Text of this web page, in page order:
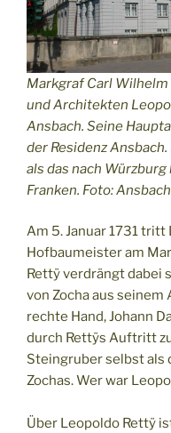
Markgraf Carl
und Architekten
Ansbach. Seine
der Residenz
als das nach
Franken. Foto:
Am 5. Januar 1731
Hofbaumeister am
Rettÿ verdrängt dabei
von Zocha aus seinem
rechte Hand, Johann
durch Rettÿs Auftritt
Steingruber selbst als
Zochas. Wer war
Über Leopoldo Rettÿ